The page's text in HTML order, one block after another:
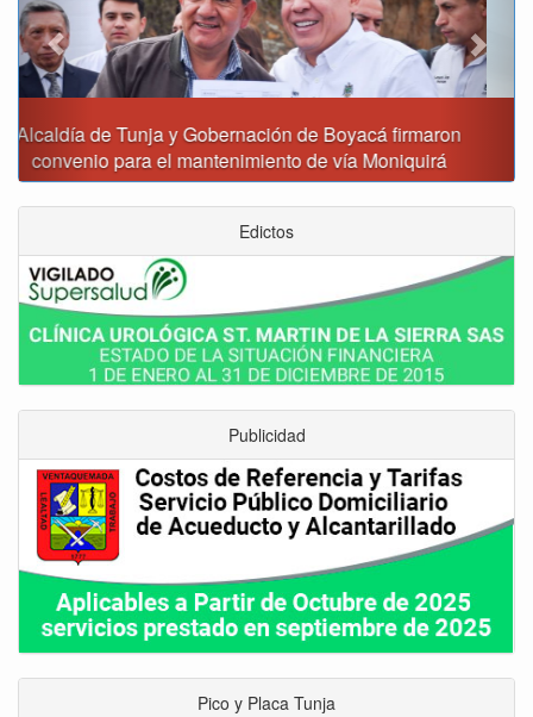
Reporte del tiempo en Boyacá para el viernes
Edictos
Publicidad
Pico y Placa Tunja